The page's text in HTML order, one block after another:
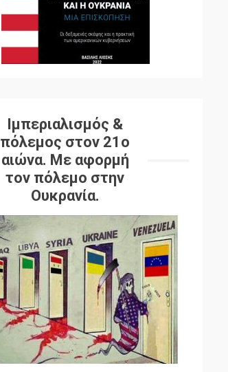
Ιμπεριαλισμός &
πόλεμος στον 21ο
αιώνα. Mε αφορμή
τον πόλεμο στην
Ουκρανία.